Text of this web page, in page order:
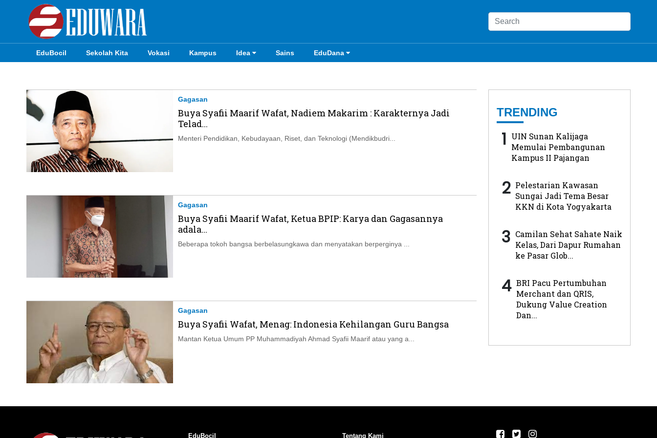
EduBocil Sekolah Kita Vokasi Kampus Idea Sains EduDana
Sekolah Kita
Vokasi
Kampus
Sains
Ikuti Kami di:
Gagasan
Buya Syafii Maarif Wafat, Nadiem Makarim : Karakternya Jadi
Telad...
Menteri Pendidikan, Kebudayaan, Riset, dan Teknologi (Mendikbudri...
Gagasan
Buya Syafii Maarif Wafat, Ketua BPIP: Karya dan Gagasannya
adala...
Beberapa tokoh bangsa berbelasungkawa dan menyatakan berperginya ...
Gagasan
Buya Syafii Wafat, Menag: Indonesia Kehilangan Guru Bangsa
Mantan Ketua Umum PP Muhammadiyah Ahmad Syafii Maarif atau yang a...
TRENDING
1 UIN Sunan Kalijaga
Memulai Pembangunan
Kampus II Pajangan
2 Pelestarian Kawasan
Sungai Jadi Tema Besar
KKN di Kota Yogyakarta
3 Camilan Sehat Sahate Naik
Kelas, Dari Dapur Rumahan
ke Pasar Glob...
4 BRI Pacu Pertumbuhan
Merchant dan QRIS,
Dukung Value Creation
Dan...
EduBocil Tentang Kami